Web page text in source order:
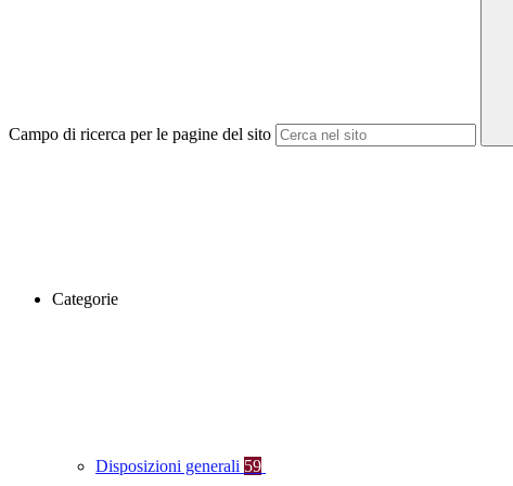
Campo di ricerca per le pagine del sito
Categorie
Disposizioni generali 59